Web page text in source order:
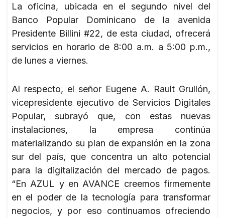
La oficina, ubicada en el segundo nivel del
Banco Popular Dominicano de la avenida
Presidente Billini #22, de esta ciudad, ofrecerá
servicios en horario de 8:00 a.m. a 5:00 p.m.,
de lunes a viernes.
Al respecto, el señor Eugene A. Rault Grullón,
vicepresidente ejecutivo de Servicios Digitales
Popular, subrayó que, con estas nuevas
instalaciones, la empresa continúa
materializando su plan de expansión en la zona
sur del país, que concentra un alto potencial
para la digitalización del mercado de pagos.
“En AZUL y en AVANCE creemos firmemente
en el poder de la tecnología para transformar
negocios, y por eso continuamos ofreciendo